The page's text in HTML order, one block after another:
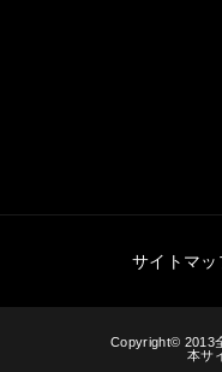
サイトマッ
Copyright© 2013
本サ